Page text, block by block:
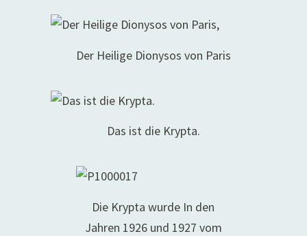
Der Heilige Dionysos von Paris
Das ist die Krypta.
Die Krypta wurde In den
Jahren 1926 und 1927 vom